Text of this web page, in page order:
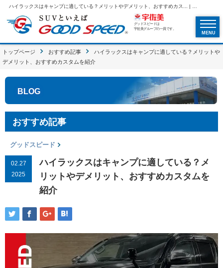
グッドスピードは
宇佐美グループの一員です。
MENU
トップページ おすすめ記事
ハイラックスはキャンプに適している？メリットや
デメリット、おすすめカスタムを紹介
BLOG
おすすめ記事
グッドスピード
02.27
2025
ハイラックスはキャンプに適している？メ
リットやデメリット、おすすめカスタムを
紹介